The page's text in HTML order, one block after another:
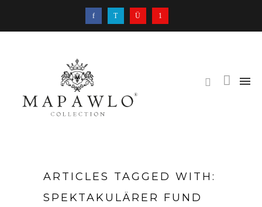
ARTICLES TAGGED WITH:
SPEKTAKULÄRER FUND